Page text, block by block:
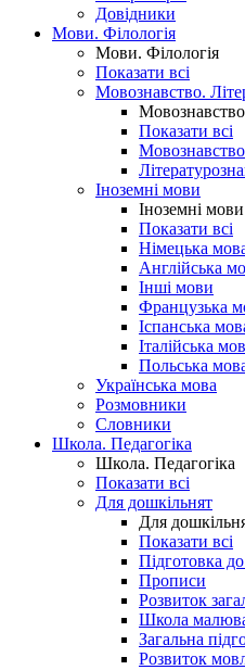
Довідники
Мови. Філологія
Мови. Філологія
Показати всі
Мовознавство.
Показати всі
Мовознавство
Іноземні мови
Іноземні мови
Показати всі
Німецька
Англійська
Інші мови
Французька
Іспанська
Італійська
Польська
Українська мова
Розмовники
Словники
Школа. Педагогіка
Школа. Педагогіка
Показати всі
Для дошкільнят
Для
Показати всі
Підготовка
Прописи
Розвиток
Школа
Загальна
Розвиток